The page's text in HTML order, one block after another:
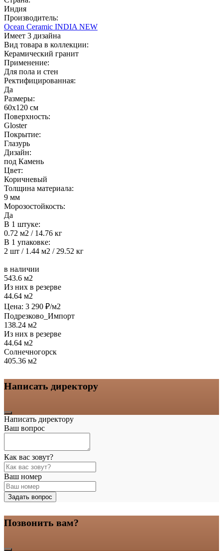
Индия
Производитель:
Ocean Ceramic INDIA NEW
Имеет 3 дизайна
Вид товара в коллекции:
Керамический гранит
Применение:
Для пола и стен
Ректифицированная:
Да
Размеры:
60х120 см
Поверхность:
Gloster
Покрытие:
Глазурь
Дизайн:
под Камень
Цвет:
Коричневый
Толщина материала:
9 мм
Морозостойкость:
Да
В 1 штуке:
0.72 м2 / 14.76 кг
В 1 упаковке:
2 шт / 1.44 м2 / 29.52 кг
в наличии
543.6 м2
Из них в резерве
44.64 м2
Цена: 3 290 ₽/м2
Подрезково_Импорт
138.24 м2
Из них в резерве
44.64 м2
Солнечногорск
405.36 м2
Написать директору
Написать директору
Ваш вопрос
Как вас зовут?
Ваш номер
Задать вопрос
Позвонить вам?